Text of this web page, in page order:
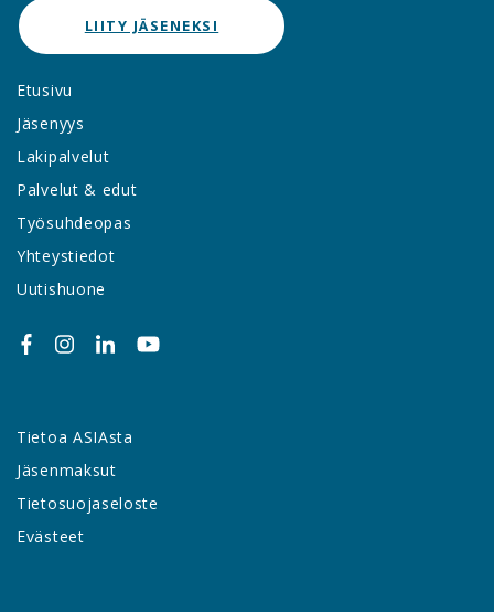
LIITY JÄSENEKSI
Etusivu
Jäsenyys
Lakipalvelut
Palvelut & edut
Työsuhdeopas
Yhteystiedot
Uutishuone
Tietoa ASIAsta
Jäsenmaksut
Tietosuojaseloste
Evästeet